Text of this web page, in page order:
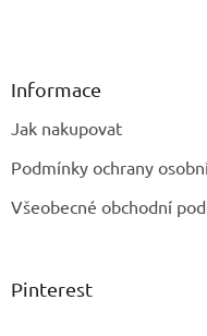
Informace
Jak nakupovat
Podmínky ochrany
Všeobecné obchodní
Pinterest